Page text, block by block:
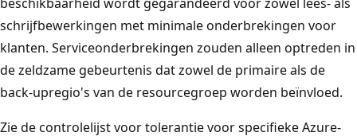
schrijfbewerkingen met minimale onderbrekingen voor
klanten. Serviceonderbrekingen zouden alleen optreden in
de zeldzame gebeurtenis dat zowel de primaire als de
back-upregio's van de resourcegroep worden beïnvloed.
Zie de controlelijst voor tolerantie voor specifieke Azure-